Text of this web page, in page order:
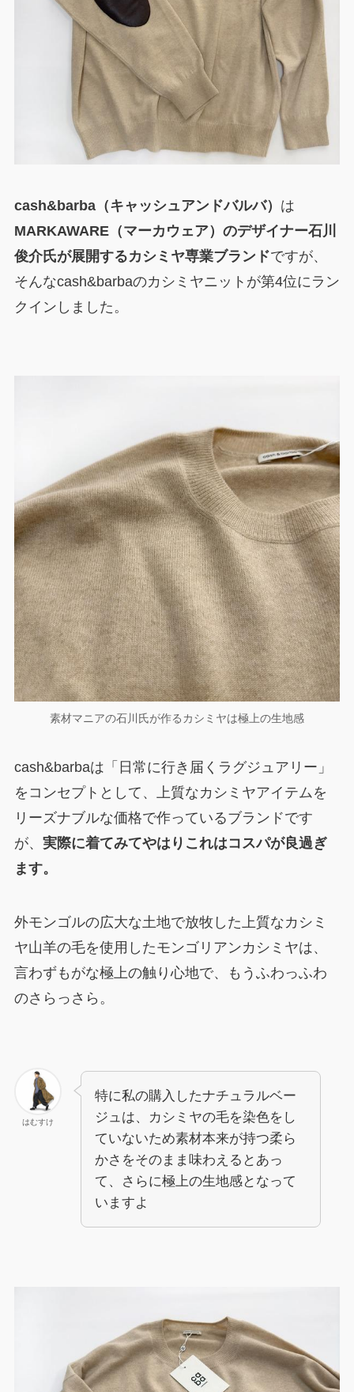
cash&barba（キャッシュアンドバルバ） は
MARKAWARE（マーカウェア）のデザイナー石川
俊介氏が展開するカシミヤ専業ブランドですが、
そんなcash&barbaのカシミヤニットが第4位にラン
クインしました。
素材マニアの石川氏が作るカシミヤは極上の生地感
cash&barbaは「日常に行き届くラグジュアリー」
をコンセプトとして、上質なカシミヤアイテムを
リーズナブルな価格で作っているブランドです
が、 実際に着てみてやはりこれはコスパが良過ぎ
ます。
外モンゴルの広大な土地で放牧した上質なカシミ
ヤ山羊の毛を使用したモンゴリアンカシミヤは、
言わずもがな極上の触り心地で、もうふわっふわ
のさらっさら。
はむすけ
特に私の購入したナチュラルベー
ジュは、カシミヤの毛を染色をし
ていないため素材本来が持つ柔ら
かさをそのまま味わえるとあっ
て、さらに極上の生地感となって
いますよ